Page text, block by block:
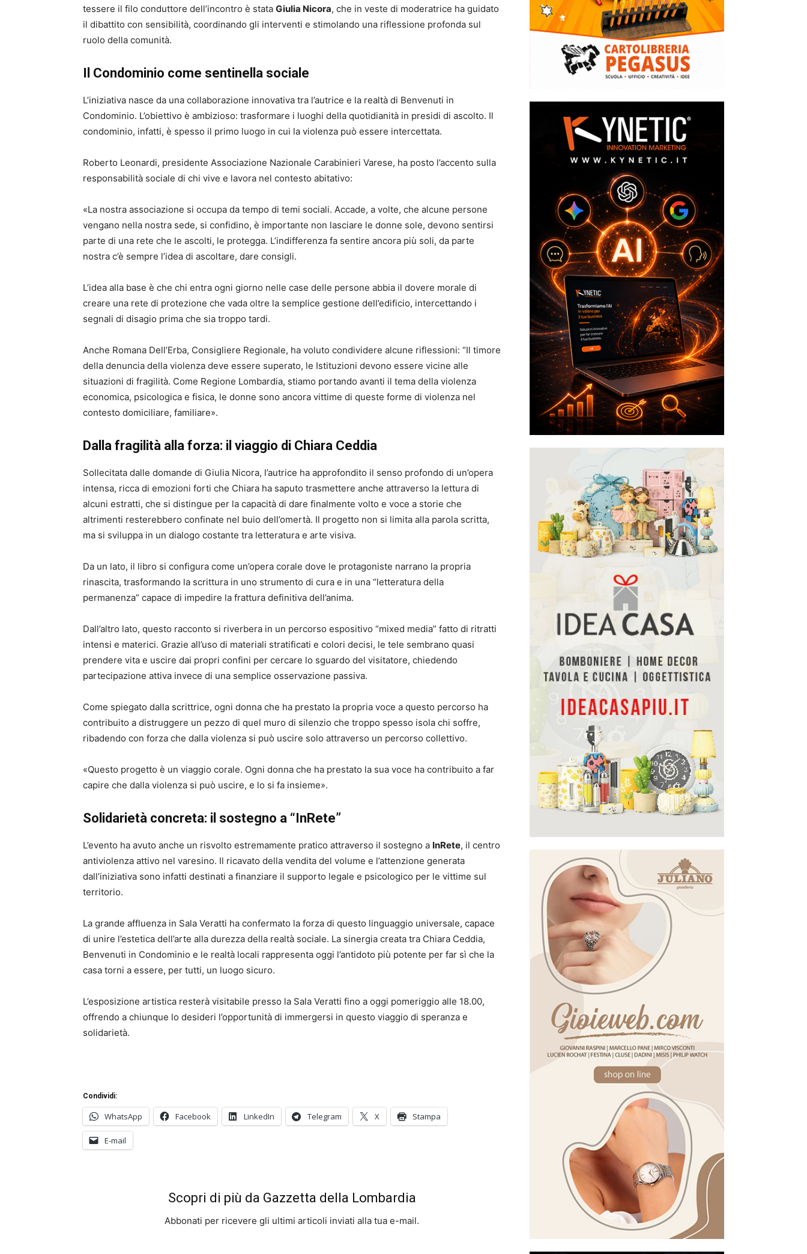
tessere il filo conduttore dell’incontro è stata Giulia Nicora, che in veste di moderatrice ha guidato
il dibattito con sensibilità, coordinando gli interventi e stimolando una riflessione profonda sul
ruolo della comunità.
Il Condominio come sentinella sociale
L’iniziativa nasce da una collaborazione innovativa tra l’autrice e la realtà di Benvenuti in
Condominio. L’obiettivo è ambizioso: trasformare i luoghi della quotidianità in presidi di ascolto. Il
condominio, infatti, è spesso il primo luogo in cui la violenza può essere intercettata.
Roberto Leonardi, presidente Associazione Nazionale Carabinieri Varese, ha posto l’accento sulla
responsabilità sociale di chi vive e lavora nel contesto abitativo:
«La nostra associazione si occupa da tempo di temi sociali. Accade, a volte, che alcune persone
vengano nella nostra sede, si confidino, è importante non lasciare le donne sole, devono sentirsi
parte di una rete che le ascolti, le protegga. L’indifferenza fa sentire ancora più soli, da parte
nostra c’è sempre l’idea di ascoltare, dare consigli.
L’idea alla base è che chi entra ogni giorno nelle case delle persone abbia il dovere morale di
creare una rete di protezione che vada oltre la semplice gestione dell’edificio, intercettando i
segnali di disagio prima che sia troppo tardi.
Anche Romana Dell’Erba, Consigliere Regionale, ha voluto condividere alcune riflessioni: “Il timore
della denuncia della violenza deve essere superato, le Istituzioni devono essere vicine alle
situazioni di fragilità. Come Regione Lombardia, stiamo portando avanti il tema della violenza
economica, psicologica e fisica, le donne sono ancora vittime di queste forme di violenza nel
contesto domiciliare, familiare».
Dalla fragilità alla forza: il viaggio di Chiara Ceddia
Sollecitata dalle domande di Giulia Nicora, l’autrice ha approfondito il senso profondo di un’opera
intensa, ricca di emozioni forti che Chiara ha saputo trasmettere anche attraverso la lettura di
alcuni estratti, che si distingue per la capacità di dare finalmente volto e voce a storie che
altrimenti resterebbero confinate nel buio dell’omertà. Il progetto non si limita alla parola scritta,
ma si sviluppa in un dialogo costante tra letteratura e arte visiva.
Da un lato, il libro si configura come un’opera corale dove le protagoniste narrano la propria
rinascita, trasformando la scrittura in uno strumento di cura e in una “letteratura della
permanenza” capace di impedire la frattura definitiva dell’anima.
Dall’altro lato, questo racconto si riverbera in un percorso espositivo “mixed media” fatto di ritratti
intensi e materici. Grazie all’uso di materiali stratificati e colori decisi, le tele sembrano quasi
prendere vita e uscire dai propri confini per cercare lo sguardo del visitatore, chiedendo
partecipazione attiva invece di una semplice osservazione passiva.
Come spiegato dalla scrittrice, ogni donna che ha prestato la propria voce a questo percorso ha
contribuito a distruggere un pezzo di quel muro di silenzio che troppo spesso isola chi soffre,
ribadendo con forza che dalla violenza si può uscire solo attraverso un percorso collettivo.
«Questo progetto è un viaggio corale. Ogni donna che ha prestato la sua voce ha contribuito a far
capire che dalla violenza si può uscire, e lo si fa insieme».
Solidarietà concreta: il sostegno a “InRete”
L’evento ha avuto anche un risvolto estremamente pratico attraverso il sostegno a InRete, il centro
antiviolenza attivo nel varesino. Il ricavato della vendita del volume e l’attenzione generata
dall’iniziativa sono infatti destinati a finanziare il supporto legale e psicologico per le vittime sul
territorio.
La grande affluenza in Sala Veratti ha confermato la forza di questo linguaggio universale, capace
di unire l’estetica dell’arte alla durezza della realtà sociale. La sinergia creata tra Chiara Ceddia,
Benvenuti in Condominio e le realtà locali rappresenta oggi l’antidoto più potente per far sì che la
casa torni a essere, per tutti, un luogo sicuro.
L’esposizione artistica resterà visitabile presso la Sala Veratti fino a oggi pomeriggio alle 18.00,
offrendo a chiunque lo desideri l’opportunità di immergersi in questo viaggio di speranza e
solidarietà.
Condividi:
WhatsApp Facebook LinkedIn Telegram X Stampa
E-mail
Scopri di più da Gazzetta della Lombardia
Abbonati per ricevere gli ultimi articoli inviati alla tua e-mail.